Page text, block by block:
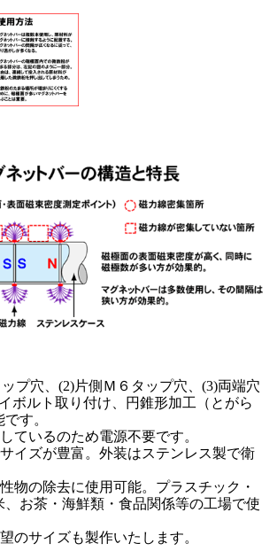
プ穴、(2)片側Ｍ６タップ穴、(3)両端穴
ボルト取り付け、円錐形加工（とがら
す。
ているのため電源不要です。
イズが豊富。外装はステンレス製で衛
物の除去に使用可能。プラスチック・
、お茶・海鮮類・食品関係等の工場で使
のサイズも製作いたします。